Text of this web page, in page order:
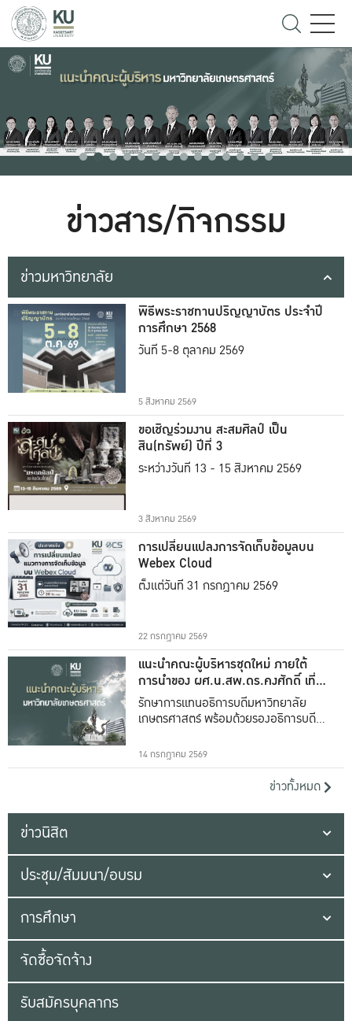
ข่าวสาร/กิจกรรม
ข่าวมหาวิทยาลัย
พิธีพระราชทานปริญญาบัตร ประจำปี
การศึกษา 2568
วันที่ 5-8 ตุลาคม 2569
5 สิงหาคม 2569
ขอเชิญร่วมงาน สะสมศิลป์ เป็น
สิน(ทรัพย์) ปีที่ 3
ระหว่างวันที่ 13 - 15 สิงหาคม 2569
3 สิงหาคม 2569
การเปลี่ยนแปลงการจัดเก็บข้อมูลบน
Webex Cloud
ตั้งแต่วันที่ 31 กรกฎาคม 2569
22 กรกฎาคม 2569
แนะนำคณะผู้บริหารชุดใหม่ ภายใต้
การนำของ ผศ.น.สพ.ดร.คงศักดิ์ เที่ยง
ธรรม
รักษาการแทนอธิการบดีมหาวิทยาลัย
เกษตรศาสตร์ พร้อมด้วยรองอธิการบดีทั้ง
14 กรกฎาคม 2569
ข่าวทั้งหมด
ข่าวนิสิต
ประชุม/สัมมนา/อบรม
การศึกษา
จัดซื้อจัดจ้าง
รับสมัครบุคลากร